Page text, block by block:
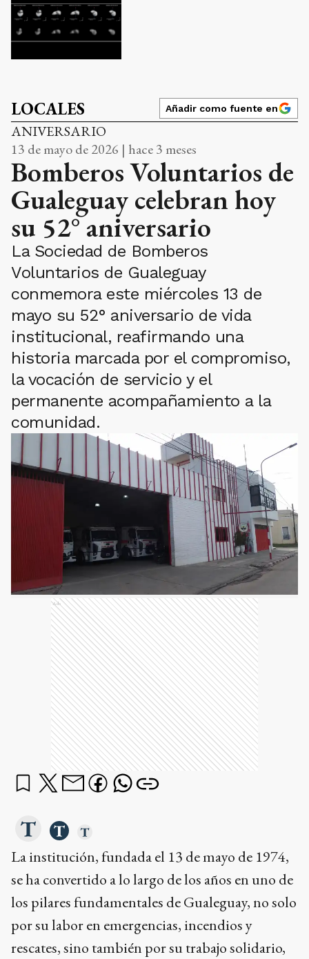
LOCALES Añadir como fuente en
ANIVERSARIO
13 de mayo de 2026 | hace 3 meses
Bomberos Voluntarios de
Gualeguay celebran hoy
su 52° aniversario
La Sociedad de Bomberos
Voluntarios de Gualeguay
conmemora este miércoles 13 de
mayo su 52° aniversario de vida
institucional, reafirmando una
historia marcada por el compromiso,
la vocación de servicio y el
permanente acompañamiento a la
comunidad.
Ads
La institución, fundada el 13 de mayo de 1974,
se ha convertido a lo largo de los años en uno de
los pilares fundamentales de Gualeguay, no solo
por su labor en emergencias, incendios y
rescates, sino también por su trabajo solidario,